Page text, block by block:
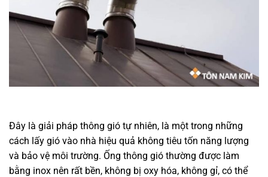
Đây là giải pháp thông gió tự nhiên, là một trong những
cách lấy gió vào nhà hiệu quả không tiêu tốn năng lượng
và bảo vệ môi trường. Ống thông gió thường được làm
bằng inox nên rất bền, không bị oxy hóa, không gỉ, có thể